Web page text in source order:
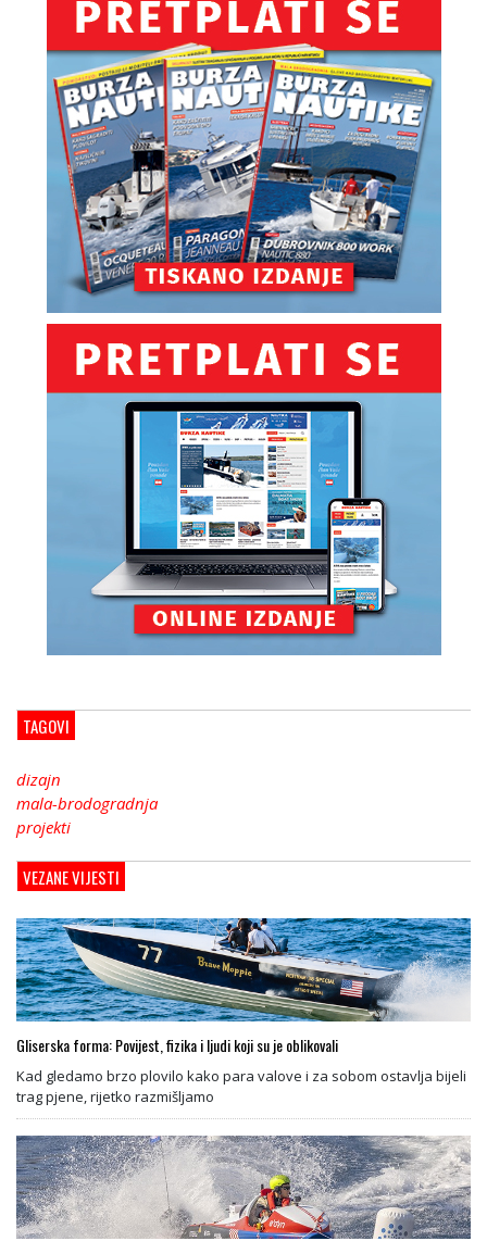
TAGOVI
dizajn
mala-brodogradnja
projekti
VEZANE VIJESTI
Gliserska forma: Povijest, fizika i ljudi koji su je oblikovali
Kad gledamo brzo plovilo kako para valove i za sobom ostavlja bijeli
trag pjene, rijetko razmišljamo